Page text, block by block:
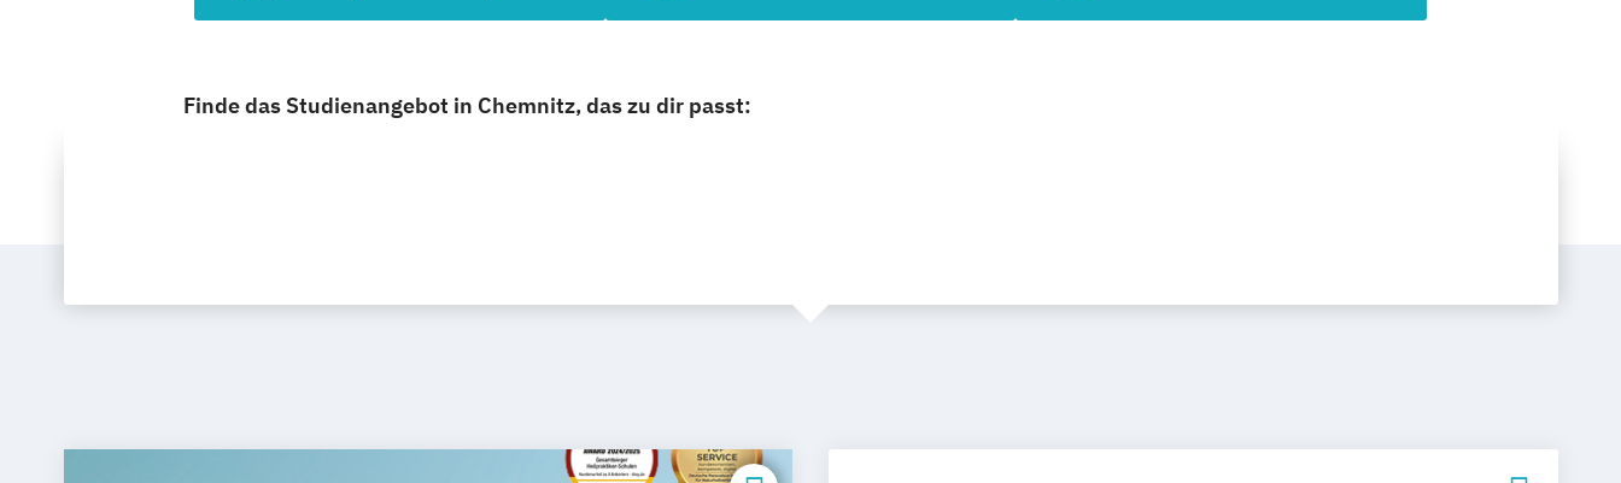
Finde das Studienangebot in Chemnitz, das zu dir passt: